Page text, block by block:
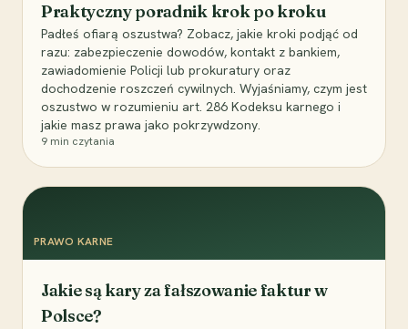
Praktyczny poradnik krok po kroku
Padłeś ofiarą oszustwa? Zobacz, jakie kroki podjąć od
razu: zabezpieczenie dowodów, kontakt z bankiem,
zawiadomienie Policji lub prokuratury oraz
dochodzenie roszczeń cywilnych. Wyjaśniamy, czym jest
oszustwo w rozumieniu art. 286 Kodeksu karnego i
jakie masz prawa jako pokrzywdzony.
9 min czytania
PRAWO KARNE
Jakie są kary za fałszowanie faktur w
Polsce?